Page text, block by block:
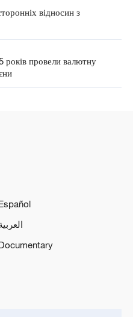
відносин з
провели валютну